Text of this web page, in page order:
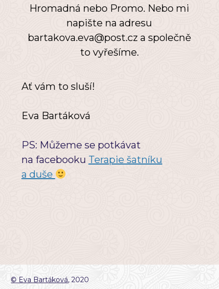
Hromadná nebo Promo. Nebo mi
napište na adresu
bartakova.eva@post.cz a společně
to vyřešíme.
Ať vám to sluší!
Eva Bartáková
PS: Můžeme se potkávat
na facebooku Terapie šatníku
a duše
© Eva Bartáková, 2020